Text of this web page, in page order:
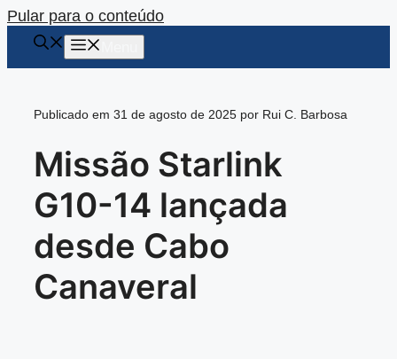
Pular para o conteúdo
Publicado em 31 de agosto de 2025 por Rui C. Barbosa
Missão Starlink
G10-14 lançada
desde Cabo
Canaveral